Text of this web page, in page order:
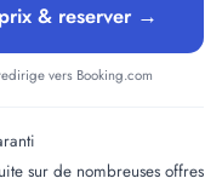
& reserver →
vers Booking.com
sur de nombreuses offres